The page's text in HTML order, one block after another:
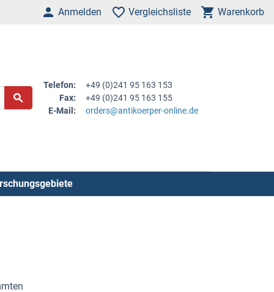
Anmelden Vergleichsliste Warenkorb
Telefon:
+49 (0)241 95 163 153
Fax:
+49 (0)241 95 163 155
E-Mail:
orders@antikoerper-online.de